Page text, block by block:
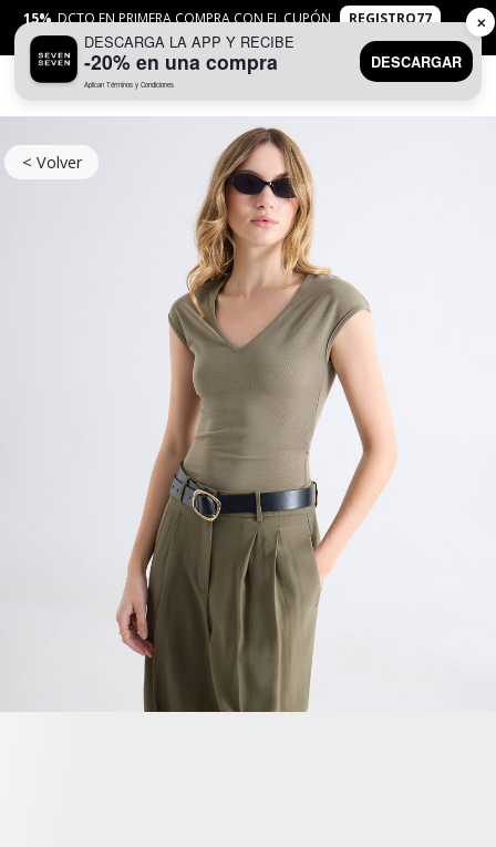
15% DCTO EN PRIMERA COMPRA CON EL CUPÓN
REGISTRO77
APLICANTYC
< Volver
DESCARGA LA APP Y RECIBE
-20% en una compra
Aplican Términos y Condiciones
DESCARGAR
✕